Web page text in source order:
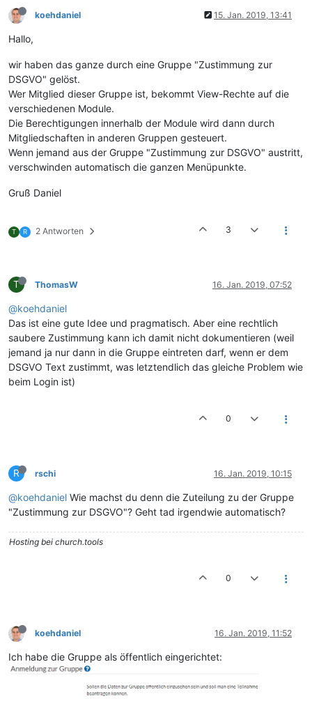
koehdaniel 15. Jan. 2019, 13:41
Hallo,
wir haben das ganze durch eine Gruppe "Zustimmung zur
DSGVO" gelöst.
Wer Mitglied dieser Gruppe ist, bekommt View-Rechte auf die
verschiedenen Module.
Die Berechtigungen innerhalb der Module wird dann durch
Mitgliedschaften in anderen Gruppen gesteuert.
Wenn jemand aus der Gruppe "Zustimmung zur DSGVO" austritt,
verschwinden automatisch die ganzen Menüpunkte.
Gruß Daniel
T R 2 Antworten 3
T ThomasW 16. Jan. 2019, 07:52
@koehdaniel
Das ist eine gute Idee und pragmatisch. Aber eine rechtlich
saubere Zustimmung kann ich damit nicht dokumentieren (weil
jemand ja nur dann in die Gruppe eintreten darf, wenn er dem
DSGVO Text zustimmt, was letztendlich das gleiche Problem wie
beim Login ist)
0
R rschi 16. Jan. 2019, 10:15
@koehdaniel Wie machst du denn die Zuteilung zu der Gruppe
"Zustimmung zur DSGVO"? Geht tad irgendwie automatisch?
Hosting bei church.tools
0
koehdaniel 16. Jan. 2019, 11:52
Ich habe die Gruppe als öffentlich eingerichtet: